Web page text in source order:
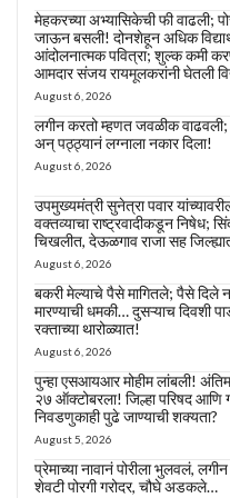
मेहकरच्या अभ्यासिकेची फी वाढली;
जाऊन बसली! दोनशेहून अधिक
आंदोलनात्मक पवित्रा; शुल्क कमी
आमदार संजय रायमूलकरांनी घेतली
August 6, 2026
लगीन करतो म्हणत जवळीक
अन् पठ्ठ्यानं लग्नाला नकार दिला!
August 6, 2026
उपमुख्यमंत्री सुनेत्रा पवार
वक्तव्याचा राष्ट्रवादीकडून निषेध;
चिखलीत, देऊळगाव राजा सह
August 6, 2026
बकरी मेल्याचे पैसे मागितले; पैसे दिले
मारण्याची धमकी… दुसऱ्याच दिवशी
रक्ताच्या थारोळ्यात!
August 6, 2026
पुन्हा एसआयआर मोहीम लांबली!
२७ ऑक्टोबरला! जिल्हा परिषद आणि
निवडणुकाही पुढे जाण्याची शक्यता?
August 5, 2026
प्रेमाच्या नावानं पोरीला भुलवलं,
शेवटी पोरगी गरोदर, चौघे अडकले…